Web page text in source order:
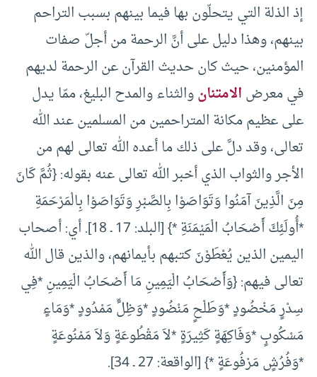
إذ الذلة التي يتحلّون بها فيما بينهم بسبب التراحم
بينهم، وهذا دليل على أنَّ الرحمة من أجلّ صفات
المؤمنين، حيث كان حديث القرآن عن الرحمة لديهم
في معرضالامتنانوالثناء والمدح البليغ، ممّا يدل
على عظيم مكانة المتراحمين من المسلمين عند الله
تعالى، وقد دلَّ على ذلك ما أعده الله تعالى لهم من
الأجر والثواب الذي أخبر الله تعالى عنه بقوله: {ثُمَّ كَانَ
مِنَ الَّذِينَ آمَنُوا وَتَوَاصَوْا بِالصَّبْرِ وَتَوَاصَوْا بِالْمَرْحَمَةِ
*أُولَئِكَ أَصْحَابُ الْمَيْمَنَةِ *} [البلد: 17 ـ 18]. أي: أصحاب
اليمين الذين يُعْطَوْنَ كتبهم بأيمانهم، والذين قال الله
تعالى فيهم: {وَأَصْحَابُ الْيَمِينِ مَا أَصْحَابُ الْيَمِينِ *فِي
سِدْرٍ مَخْضُودٍ *وَطَلْحٍ مَنْضُودٍ *وَظِلٍّ مَمْدُودٍ *وَمَاءٍ
مَسْكُوبٍ *وَفَاكِهَةٍ كَثِيرَةٍ *لاَ مَقْطُوعَةٍ وَلاَ مَمْنُوعَةٍ
*وَفُرُشٍ مَرْفُوعَةٍ *} [الواقعة: 27 ـ 34].